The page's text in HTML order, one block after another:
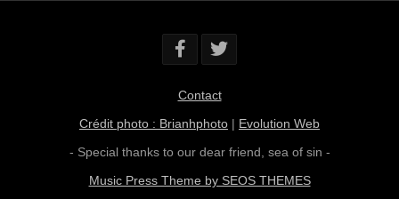
Contact
Crédit photo : Brianhphoto | Evolution Web
- Special thanks to our dear friend, sea of sin -
Music Press Theme by SEOS THEMES